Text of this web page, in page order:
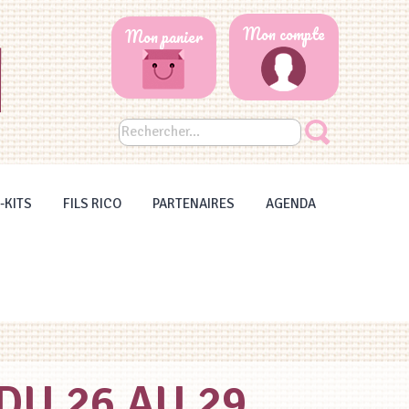
Mon panier Mon compte
KITS FILS RICO PARTENAIRES AGENDA